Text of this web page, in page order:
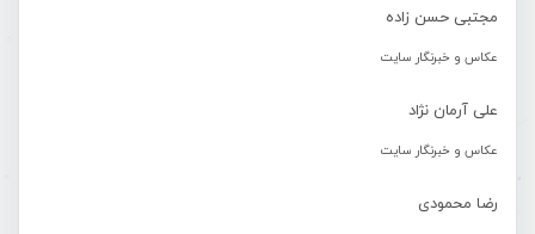
مجتبی حسن زاده
عکاس و خبرنگار سایت
علی آرمان نژاد
عکاس و خبرنگار سایت
رضا محمودی